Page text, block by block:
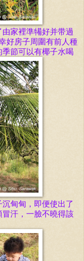
家裡準犕好并带過
好房子周圍有前人種
節可以有椰子水喝
甸甸，即便使出了
汗，一臉不曉得該